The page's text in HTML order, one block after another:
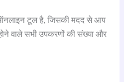
टूल है, जिसकी मदद से आप
वाले सभी उपकरणों की संख्या और